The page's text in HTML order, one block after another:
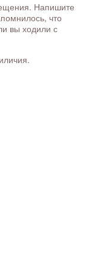
Напишите
что
вы ходили с